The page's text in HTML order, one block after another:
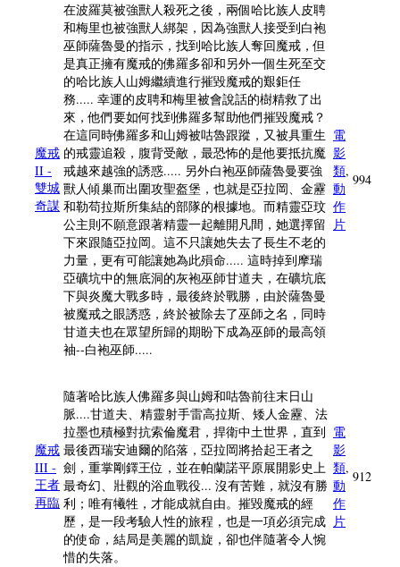
魔戒
II -
雙城
奇謀
在波羅莫被強獸人殺死之後，兩個哈比族人皮聘
和梅里也被強獸人綁架，因為強獸人接受到白袍
巫師薩魯曼的指示，找到哈比族人奪回魔戒，但
是真正擁有魔戒的佛羅多卻和另外一個生死至交
的哈比族人山姆繼續進行摧毀魔戒的艱鉅任
務..... 幸運的皮聘和梅里被會說話的樹精救了出
來，他們要如何找到佛羅多幫助他們摧毀魔戒？
在這同時佛羅多和山姆被咕魯跟蹤，又被具重生
的戒靈追殺，腹背受敵，最恐怖的是他要抵抗魔
戒越來越強的誘惑..... 另外白袍巫師薩魯曼要強
獸人傾巢而出圍攻聖盔堡，也就是亞拉岡、金靂
和勒苟拉斯所集結的部隊的根據地。而精靈亞玟
公主則不願意跟著精靈一起離開凡間，她選擇留
下來跟隨亞拉岡。這不只讓她失去了長生不老的
力量，更有可能讓她為此殞命..... 這時掉到摩瑞
亞礦坑中的無底洞的灰袍巫師甘道夫，在礦坑底
下與炎魔大戰多時，最後終於戰勝，由於薩魯曼
被魔戒之眼誘惑，終於被除去了巫師之名，同時
甘道夫也在眾望所歸的期盼下成為巫師的最高領
袖--白袍巫師.....
電
影
類,
動
作
片
994
魔戒
III -
王者
再臨
隨著哈比族人佛羅多與山姆和咕魯前往末日山
脈....甘道夫、精靈射手雷高拉斯、矮人金靂、法
拉墨也積極對抗索倫魔君，捍衛中土世界，直到
最後西瑞安迪爾的陷落，亞拉岡將拾起王者之
劍，重掌剛鐸王位，並在帕蘭諾平原展開影史上
最奇幻、壯觀的浴血戰役... 沒有苦難，就沒有勝
利；唯有犧牲，才能成就自由。摧毀魔戒的經
歷，是一段考驗人性的旅程，也是一項必須完成
的使命，結局是美麗的凱旋，卻也伴隨著令人惋
惜的失落。
電
影
類,
動
作
片
912